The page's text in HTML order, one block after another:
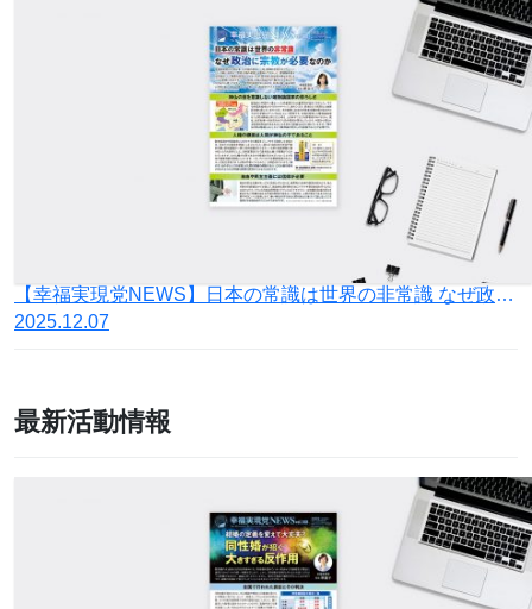
【幸福実現党NEWS】日本の常識は世界の非常識 なぜ政治に宗教が必要なのか
2025.12.07
最新活動情報